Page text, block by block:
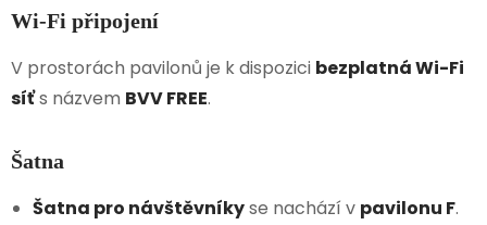
Wi-Fi připojení
V prostorách pavilonů je k dispozici bezplatná Wi-Fi
síťs názvem BVV FREE.
Šatna
Šatna pro návštěvníkyse nachází v pavilonu F.